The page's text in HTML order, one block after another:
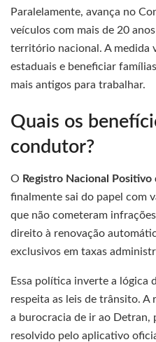
Paralelamente, avança no
veículos com mais de 20
território nacional. A medida
estaduais e beneficiar
mais antigos para trabalhar.
Quais os
condutor?
O Registro Nacional
finalmente sai do papel com
que não cometeram
direito à renovação
exclusivos em taxas
Essa política inverte a lógica
respeita as leis de trânsito. A
a burocracia de ir ao Detran,
resolvido pelo aplicativo